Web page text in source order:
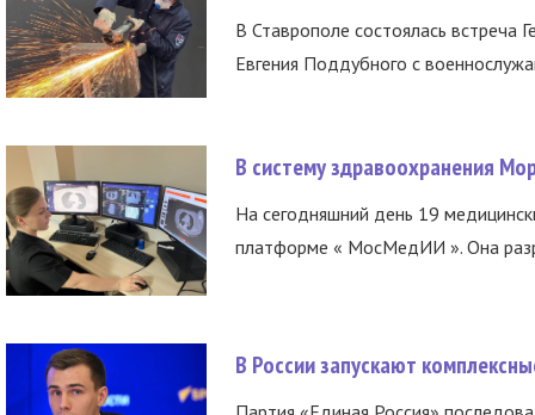
В Ставрополе состоялась встреча
Евгения Поддубного с
В систему здравоохранения
На сегодняшний день 19
платформе « МосМедИИ ». Она
В России запускают